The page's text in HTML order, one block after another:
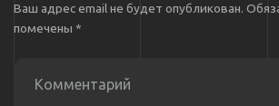
Ваш адрес email не будет опубликован.
помечены *